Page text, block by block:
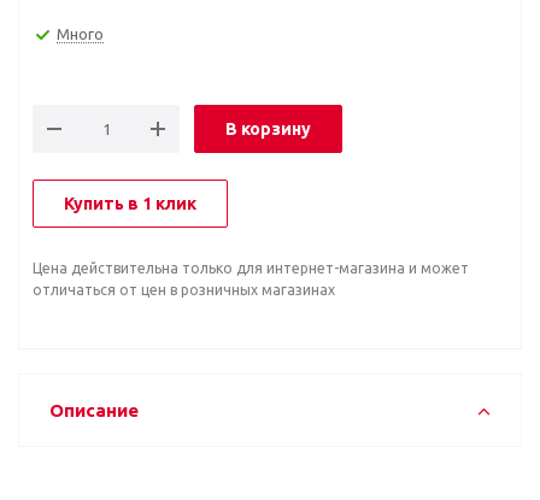
Много
В корзину
Купить в 1 клик
Цена действительна только для интернет-магазина и может
отличаться от цен в розничных магазинах
Описание